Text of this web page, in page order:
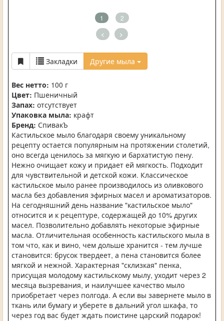
1 2
< >
Закладки Другие мыла
Вес нетто: 100 г
Цвет: Пшеничный
Запах: отсутствует
Упаковка мыла: крафт
Бренд: СпивакЪ
Кастильское мыло благодаря своему уникальному
рецепту остается популярным на протяжении столетий,
оно всегда ценилось за мягкую и бархатистую пену.
Нежно очищает кожу и придает ей мягкость. Подходит
для чувствительной и детской кожи. Классическое
кастильское мыло ранее производилось из оливкового
масла без добавления эфирных масел и ароматизаторов.
На сегодняшний день название "кастильское мыло"
относится и к рецептуре, содержащей до 10% других
масел. Позволительно добавлять некоторые эфирные
масла. Отличительная особенность кастильского мыла в
том что, как и вино, чем дольше хранится - тем лучше
становится: брусок твердеет, а пена становится более
мягкой и нежной. Характерная "склизкая" пенка,
присущая молодому кастильскому мылу, уходит через 2
месяца вызревания, и наилучшее качество мыло
приобретает через полгода. А если вы завернете мыло в
ткань или бумагу и уберете в дальний угол шкафа, то
через год вас будет ждать поистине царский подарок!